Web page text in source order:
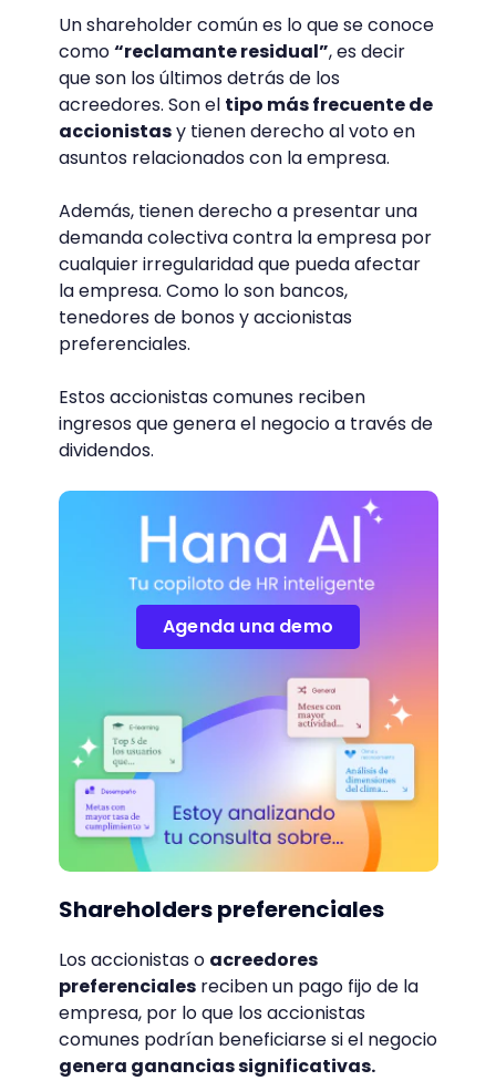
Un shareholder común es lo que se conoce
como“reclamante residual”, es decir
que son los últimos detrás de los
acreedores. Son el tipo más frecuente de
accionistasy tienen derecho al voto en
asuntos relacionados con la empresa.
Además, tienen derecho a presentar una
demanda colectiva contra la empresa por
cualquier irregularidad que pueda afectar
la empresa. Como lo son bancos,
tenedores de bonos y accionistas
preferenciales.
Estos accionistas comunes reciben
ingresos que genera el negocio a través de
dividendos.
Agenda una demo
Shareholders preferenciales
Los accionistas o acreedores
preferencialesreciben un pago fijo de la
empresa, por lo que los accionistas
comunes podrían beneficiarse si el negocio
genera ganancias significativas.